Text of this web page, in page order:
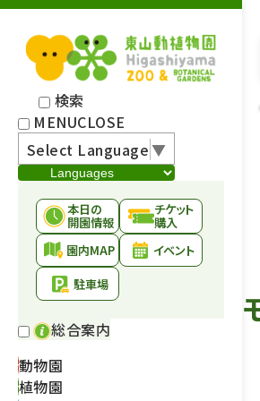
検索
MENUCLOSE
Select Language▼
本日の
開園情報
チケット
購入
園内MAP
イベント
駐車場
総合案内
動物園
植物園